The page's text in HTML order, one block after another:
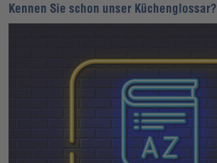
Kennen Sie schon unser Küchenglossar?